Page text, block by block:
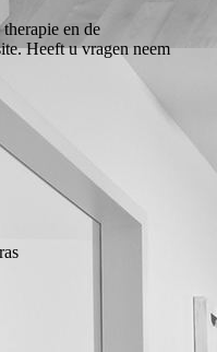
en de
Heeft u vragen neem